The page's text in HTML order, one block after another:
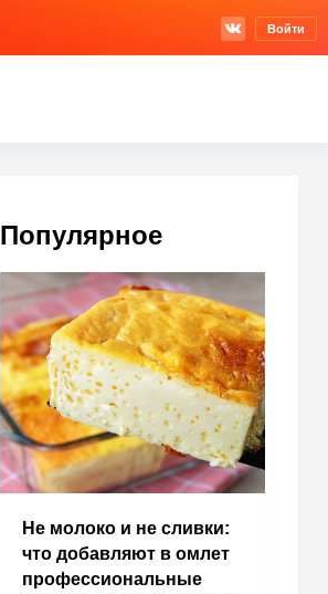
Войти
Популярное
Не молоко и не сливки:
что добавляют в омлет
профессиональные